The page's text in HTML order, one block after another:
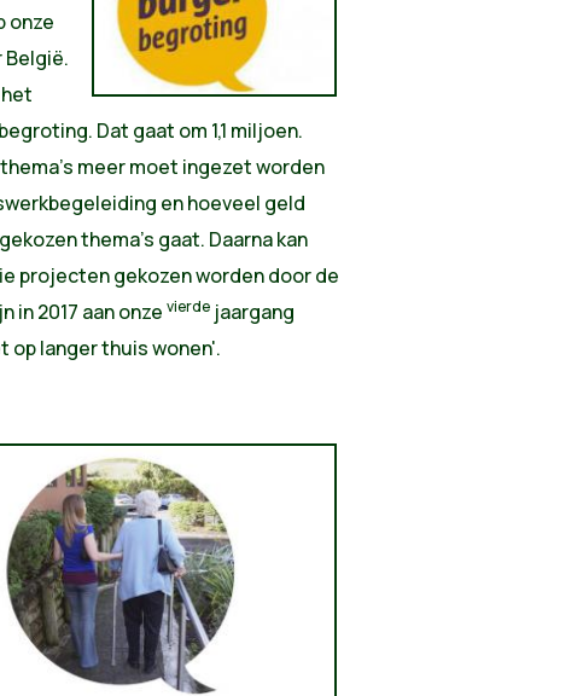
onze
Dat gaat om 1,1 miljoen.
meer moet ingezet worden
en hoeveel geld
thema's gaat. Daarna kan
projecten gekozen worden door de
in 2017 aan onze vierdejaargang
op langer thuis wonen'.